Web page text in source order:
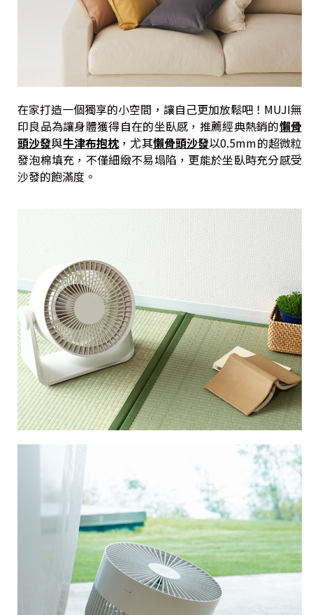
在家打造一個獨享的小空間，讓自己更加放鬆吧！MUJI無
印良品為讓身體獲得自在的坐臥感，推薦經典熱銷的懶骨
頭沙發與牛津布抱枕 ，尤其懶骨頭沙發以0.5mm的超微粒
發泡棉填充，不僅細緻不易塌陷，更能於坐臥時充分感受
沙發的飽滿度。